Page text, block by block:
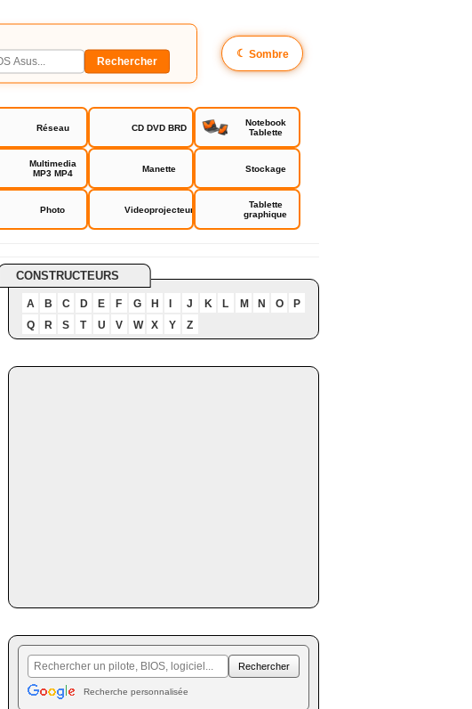
☾ Sombre
Réseau CD DVD BRD
Notebook
Tablette
Multimedia
MP3 MP4
Manette Stockage
Photo Videoprojecteur
Tablette
graphique
CONSTRUCTEURS
A B C D E F G H J K L M N O
P
Q
R S T U V W X Y Z
Recherche personnalisée